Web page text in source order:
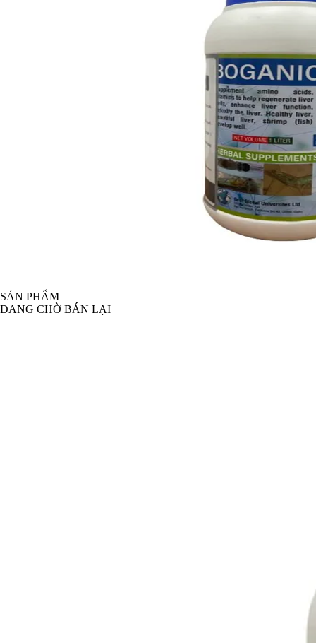
SẢN PHẨM
ĐANG CHỜ BÁN LẠI